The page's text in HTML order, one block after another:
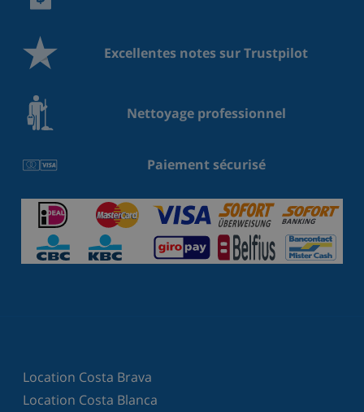
Excellentes notes sur Trustpilot
Nettoyage professionnel
Paiement sécurisé
Location Costa Brava
Location Costa Blanca